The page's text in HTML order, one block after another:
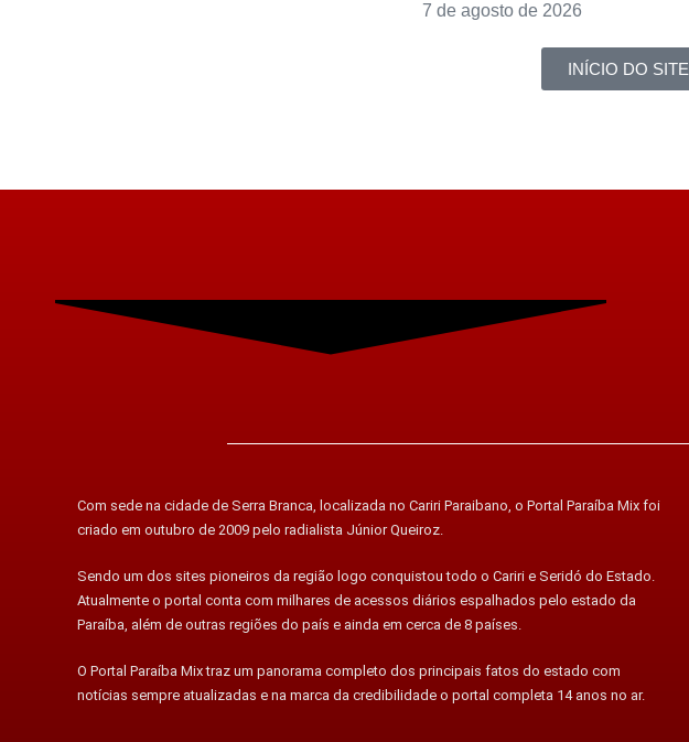
7 de agosto de 2026
INÍCIO DO SITE
Com sede na cidade de Serra Branca, localizada no Cariri Paraibano, o Portal Paraíba Mix foi
criado em outubro de 2009 pelo radialista Júnior Queiroz.
Sendo um dos sites pioneiros da região logo conquistou todo o Cariri e Seridó do Estado.
Atualmente o portal conta com milhares de acessos diários espalhados pelo estado da
Paraíba, além de outras regiões do país e ainda em cerca de 8 países.
O Portal Paraíba Mix traz um panorama completo dos principais fatos do estado com
notícias sempre atualizadas e na marca da credibilidade o portal completa 14 anos no ar.